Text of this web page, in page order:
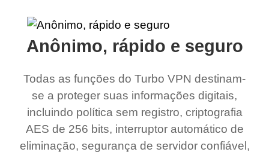
Anônimo, rápido e seguro
Todas as funções do Turbo VPN destinam-
se a proteger suas informações digitais,
incluindo política sem registro, criptografia
AES de 256 bits, interruptor automático de
eliminação, segurança de servidor confiável,